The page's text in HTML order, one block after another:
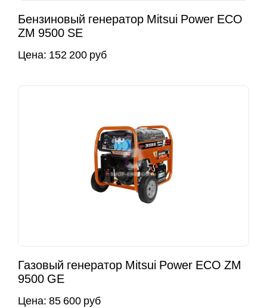
Бензиновый генератор Mitsui Power ECO
ZM 9500 SE
Цена: 152 200 руб
Газовый генератор Mitsui Power ECO ZM
9500 GE
Цена: 85 600 руб